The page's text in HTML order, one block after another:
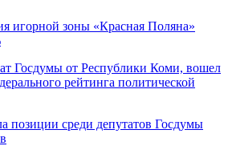
игорной зоны «Красная Поляна»
Госдумы от Республики Коми, вошел
рейтинга политической
позиции среди депутатов Госдумы